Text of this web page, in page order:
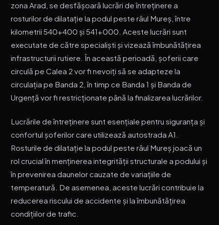
zona Arad, se desfășoară lucrări de întreținere a
rosturilor de dilatație la podul peste râul Mureș, între
kilometrii 540+400 și 541+000. Aceste lucrări sunt
executate de către specialiști și vizează îmbunătățirea
infrastructurii rutiere. În această perioadă, șoferii care
circulă pe Calea 2 vor fi nevoiți să se adapteze la
circulația pe Banda 2, în timp ce Banda 1 și Banda de
Urgență vor fi restricționate până la finalizarea lucrărilor.
Lucrările de întreținere sunt esențiale pentru siguranța și
confortul șoferilor care utilizează autostrada A1.
Rosturile de dilatație la podul peste râul Mureș joacă un
rol crucial în menținerea integrității structurale a podului și
în prevenirea daunelor cauzate de variațiile de
temperatură. De asemenea, aceste lucrări contribuie la
reducerea riscului de accidente și la îmbunătățirea
condițiilor de trafic.